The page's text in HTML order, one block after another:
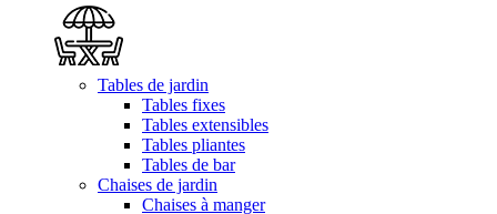
Tables de jardin
Tables fixes
Tables extensibles
Tables pliantes
Tables de bar
Chaises de jardin
Chaises à manger